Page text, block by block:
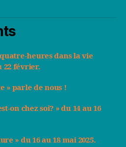
heures dans la vie
22 février.
» parle de nous !
on chez soi? » du 14 au 16
» du 16 au 18 mai 2025.